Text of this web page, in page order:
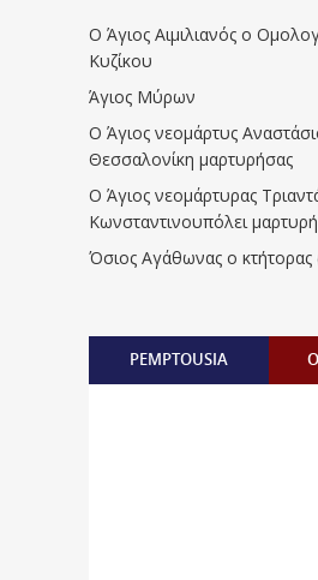
Ο Άγιος Αιμιλιανός ο
Κυζίκου
Άγιος Μύρων
Ο Άγιος νεομάρτυς
Θεσσαλονίκη μαρτυρήσας
Ο Άγιος νεομάρτυρας
Κωνσταντινουπόλει
Όσιος Αγάθωνας ο κτήτορας
PEMPTOUSIA